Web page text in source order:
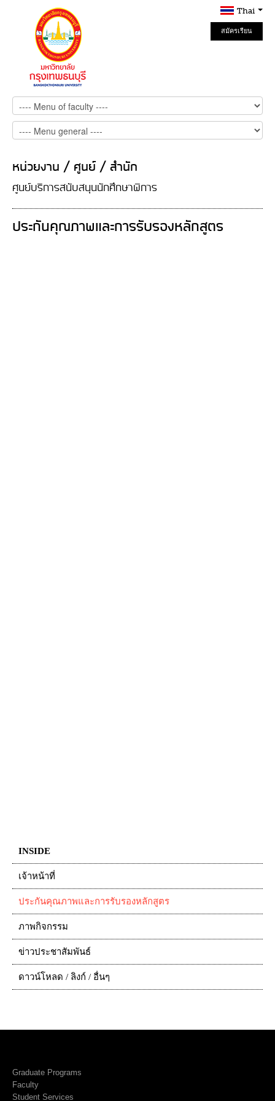
Thai
สมัครเรียน
Online
หน่วยงาน / ศูนย์ / สำนัก
ศูนย์บริการสนับสนุนนักศึกษาพิการ
ประกันคุณภาพและการรับรองหลักสูตร
INSIDE
เจ้าหน้าที่
ประกันคุณภาพและการรับรองหลักสูตร
ภาพกิจกรรม
ข่าวประชาสัมพันธ์
ดาวน์โหลด / ลิงก์ / อื่นๆ
Graduate Programs
Faculty
Student Services